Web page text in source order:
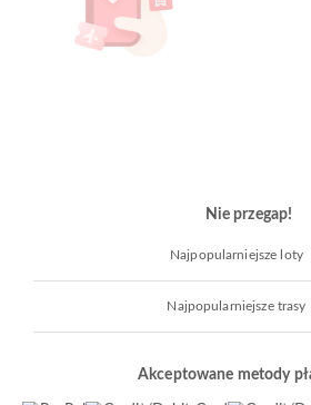
Nie przegap!
Najpopularniejsze loty
Najpopularniejsze trasy
Akceptowane metody